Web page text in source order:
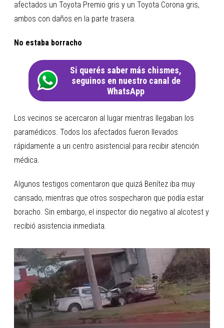
afectados un Toyota Premio gris y un Toyota Corona gris,
ambos con daños en la parte trasera.
No estaba borracho
Si querés saber más chismes,
seguinos en nuestro canal de
WhatsApp
Los vecinos se acercaron al lugar mientras llegaban los
paramédicos. Todos los afectados fueron llevados
rápidamente a un centro asistencial para recibir atención
médica.
Algunos testigos comentaron que quizá Benítez iba muy
cansado, mientras que otros sospecharon que podía estar
boracho. Sin embargo, el inspector dio negativo al alcotest y
recibió asistencia inmediata.